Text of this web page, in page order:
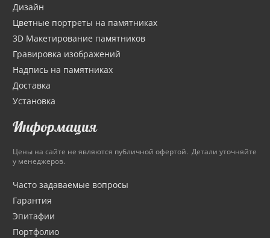
Дизайн
Цветные портреты на памятниках
3D Макетирование памятников
Гравировка изображений
Надпись на памятниках
Доставка
Установка
Информация
Цены на сайте не являются публичной офертой. Детали уточняйте
у менеджеров.
Часто задаваемые вопросы
Гарантия
Эпитафии
Портфолио